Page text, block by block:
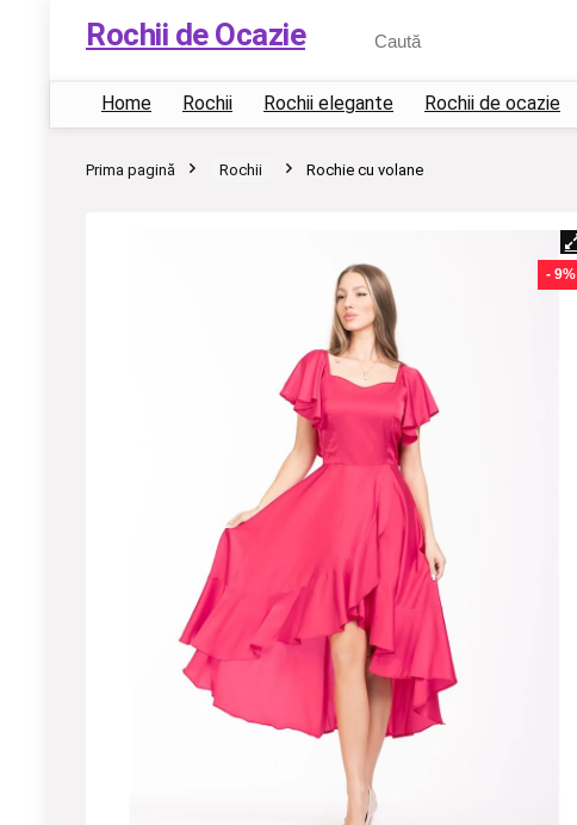
Rochii de Ocazie
Home Rochii Rochii elegante Rochii de ocazie
Prima pagină Rochii Rochie cu volane
- 9%